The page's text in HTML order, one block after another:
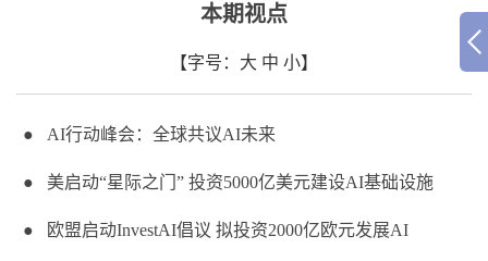
本期视点
【字号： 大 中 小】
● AI行动峰会：全球共议AI未来
● 美启动“星际之门” 投资5000亿美元建设AI基础设施
● 欧盟启动InvestAI倡议 拟投资2000亿欧元发展AI